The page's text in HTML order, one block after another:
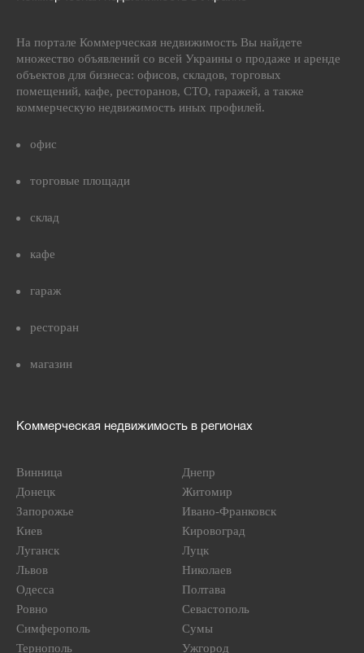
На портале Коммерческая недвижимость Вы найдете
множество объявлений со всей Украины о продаже и аренде
объектов для бизнеса: офисов, складов, торговых
помещений, кафе, ресторанов, СТО, гаражей, а также
коммерческую недвижимость иных профилей.
офис
торговые площади
склад
кафе
гараж
ресторан
магазин
Коммерческая недвижимость в регионах
Винница
Днепр
Донецк
Житомир
Запорожье
Ивано-Франковск
Киев
Кировоград
Луганск
Луцк
Львов
Николаев
Одесса
Полтава
Ровно
Севастополь
Симферополь
Сумы
Тернополь
Ужгород